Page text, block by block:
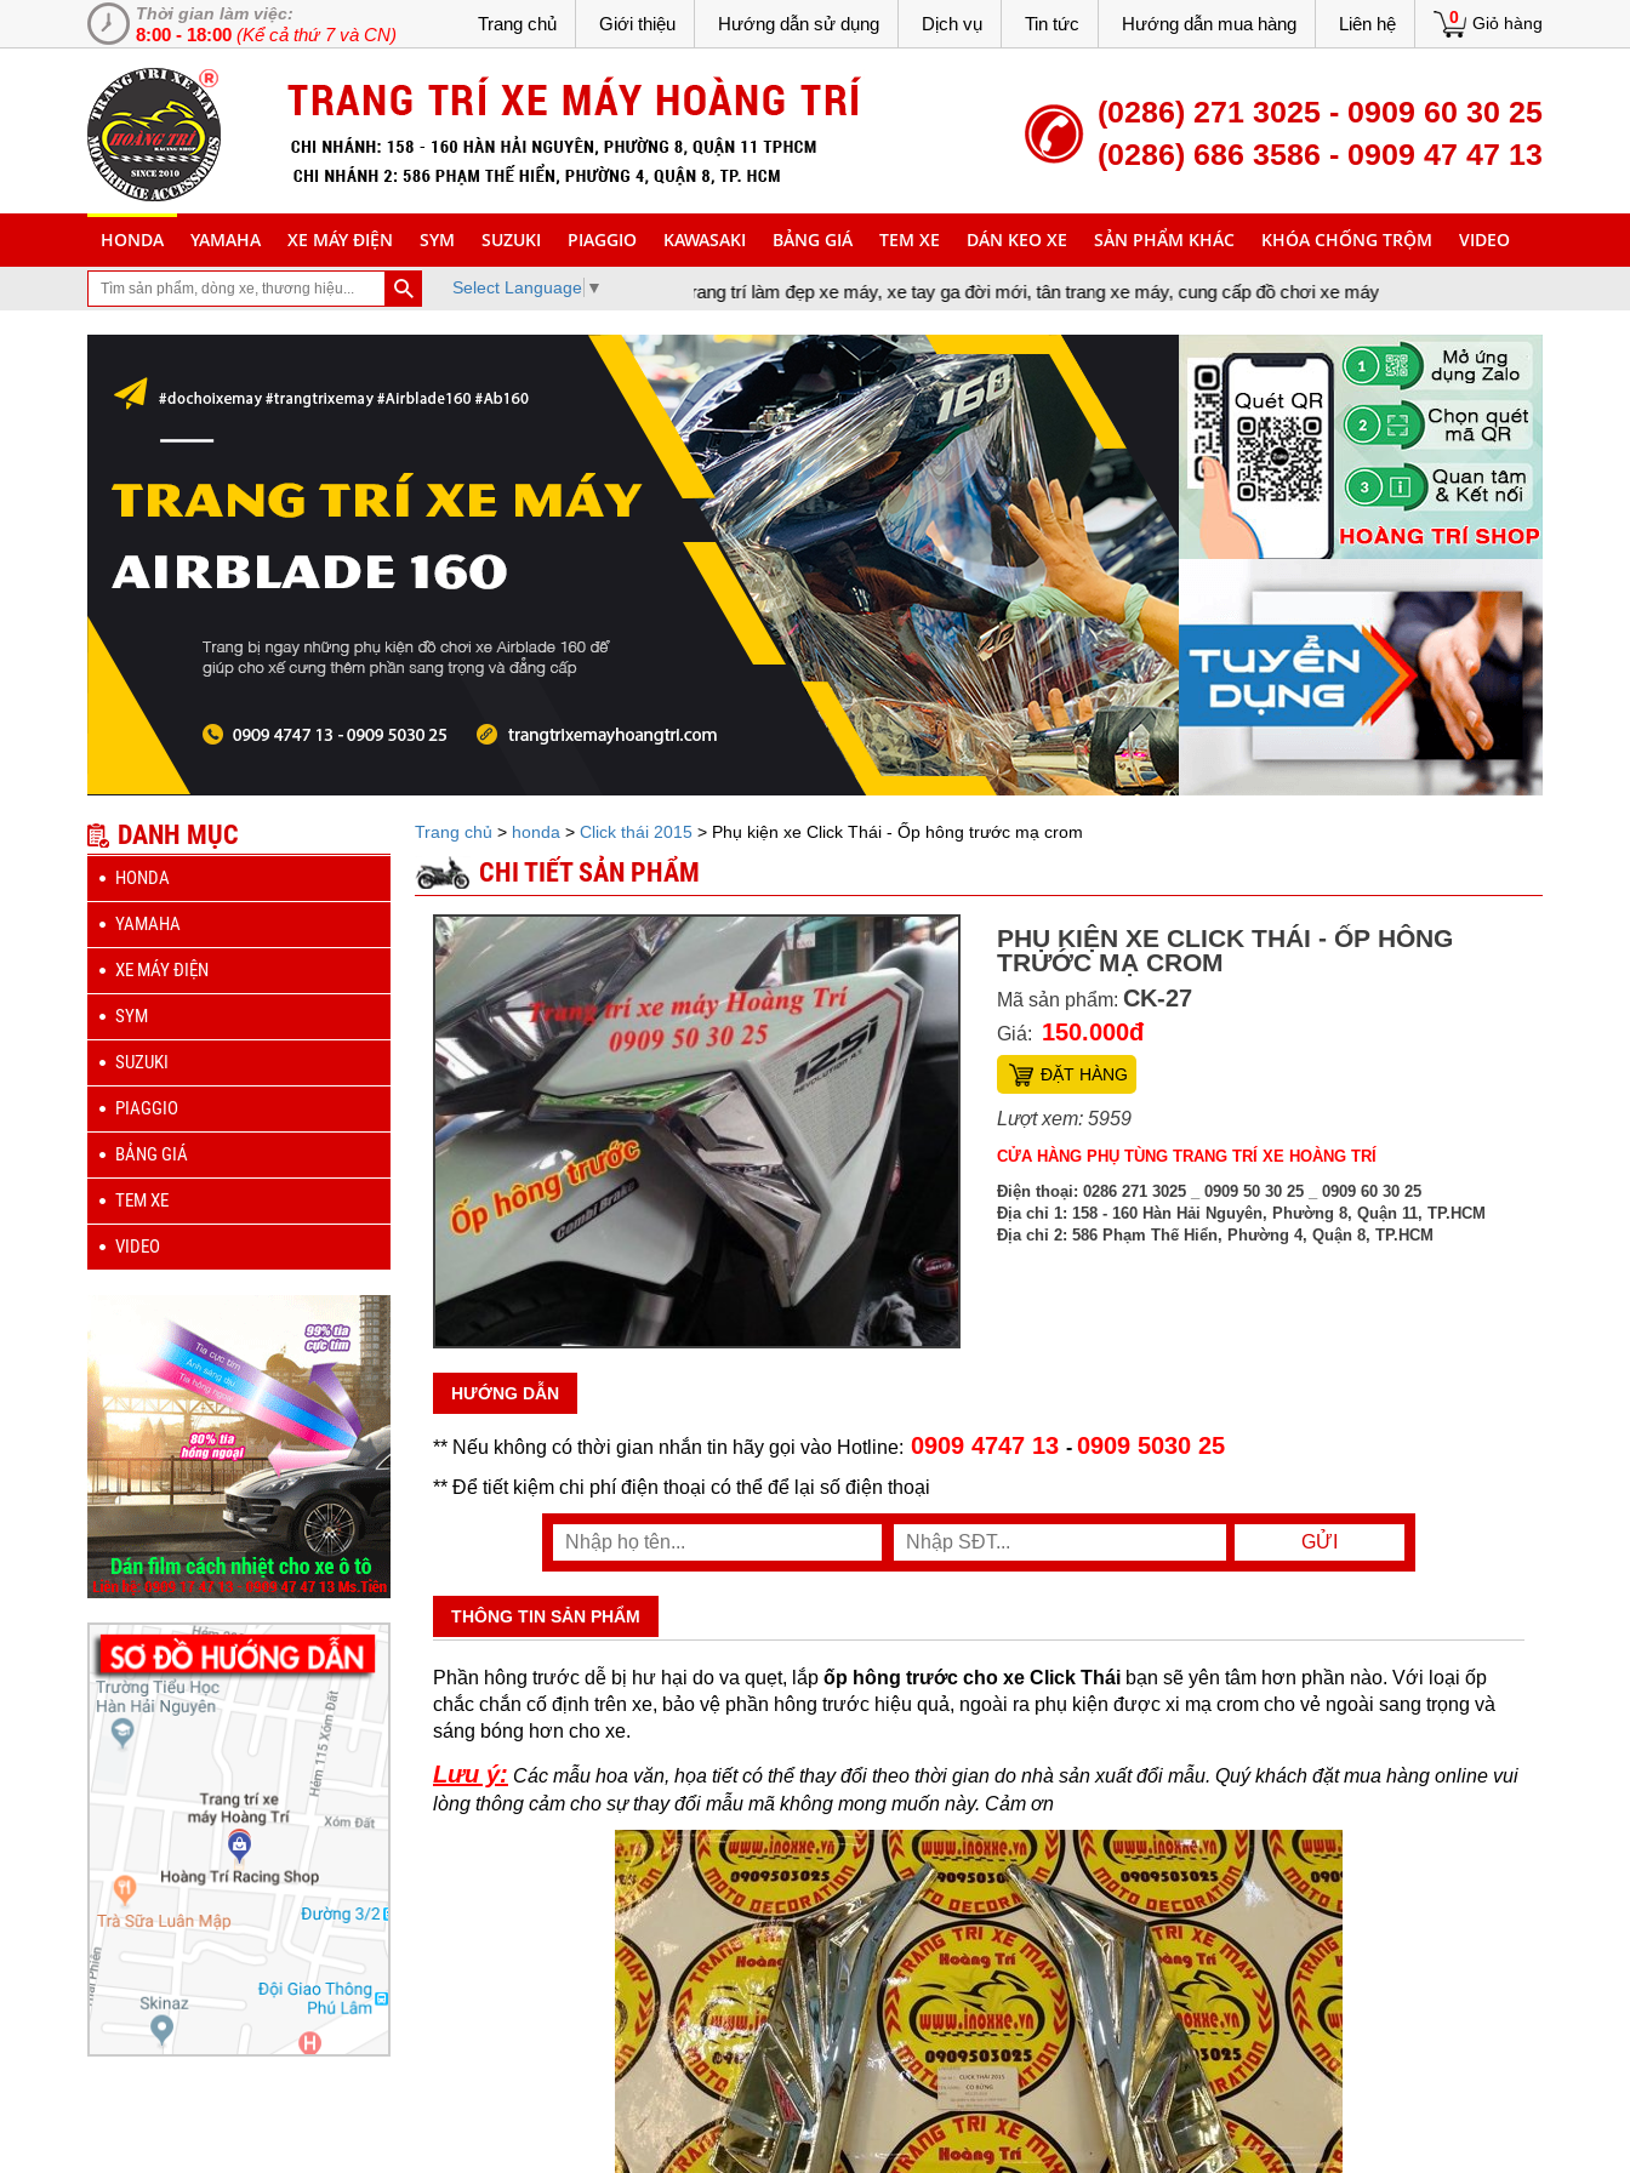
Thời gian làm việc:
8:00 - 18:00 (Kể cả thứ 7 và CN)
0 Giỏ hàng
Trang chủ Giới thiệu Hướng dẫn sử dụng Dịch vụ Tin tức Hướng dẫn mua hàng Liên hệ
(0286) 271 3025 - 0909 60 30 25
(0286) 686 3586 - 0909 47 47 13
HONDA YAMAHA XE MÁY ĐIỆN SYM SUZUKI PIAGGIO KAWASAKI BẢNG GIÁ TEM XE DÁN KEO XE SẢN PHẨM KHÁC KHÓA CHỐNG TRỘM VIDEO
Select Language ▼
đã ghé thăm trang Web chuyên cung cấp và lắp đặt phụ tùng inox trang trí làm đẹp xe máy, xe tay ga đời mới, tân trang xe máy, cung cấp đồ chơi xe máy
DANH MỤC
HONDA
YAMAHA
XE MÁY ĐIỆN
SYM
SUZUKI
PIAGGIO
BẢNG GIÁ
TEM XE
VIDEO
Trang chủ > honda > Click thái 2015> Phụ kiện xe Click Thái - Ốp hông trước mạ crom
CHI TIẾT SẢN PHẨM
PHỤ KIỆN XE CLICK THÁI - ỐP HÔNG
TRƯỚC MẠ CROM
Mã sản phẩm: CK-27
Giá: 150.000đ
ĐẶT HÀNG
Lượt xem: 5959
CỬA HÀNG PHỤ TÙNG TRANG TRÍ XE HOÀNG TRÍ
Điện thoại: 0286 271 3025 _ 0909 50 30 25 _ 0909 60 30 25
Địa chỉ 1: 158 - 160 Hàn Hải Nguyên, Phường 8, Quận 11, TP.HCM
Địa chỉ 2: 586 Phạm Thế Hiển, Phường 4, Quận 8, TP.HCM
HƯỚNG DẪN
** Nếu không có thời gian nhắn tin hãy gọi vào Hotline: 0909 4747 13 - 0909 5030 25
** Để tiết kiệm chi phí điện thoại có thể để lại số điện thoại
THÔNG TIN SẢN PHẨM
Phần hông trước dễ bị hư hại do va quẹt, lắpốp hông trước cho xe Click Tháibạn sẽ yên tâm hơn phần nào. Với loại ốp
chắc chắn cố định trên xe, bảo vệ phần hông trước hiệu quả, ngoài ra phụ kiện được xi mạ crom cho vẻ ngoài sang trọng và
sáng bóng hơn cho xe.
Lưu ý: Các mẫu hoa văn, họa tiết có thể thay đổi theo thời gian do nhà sản xuất đổi mẫu. Quý khách đặt mua hàng online vui
lòng thông cảm cho sự thay đổi mẫu mã không mong muốn này. Cảm ơn